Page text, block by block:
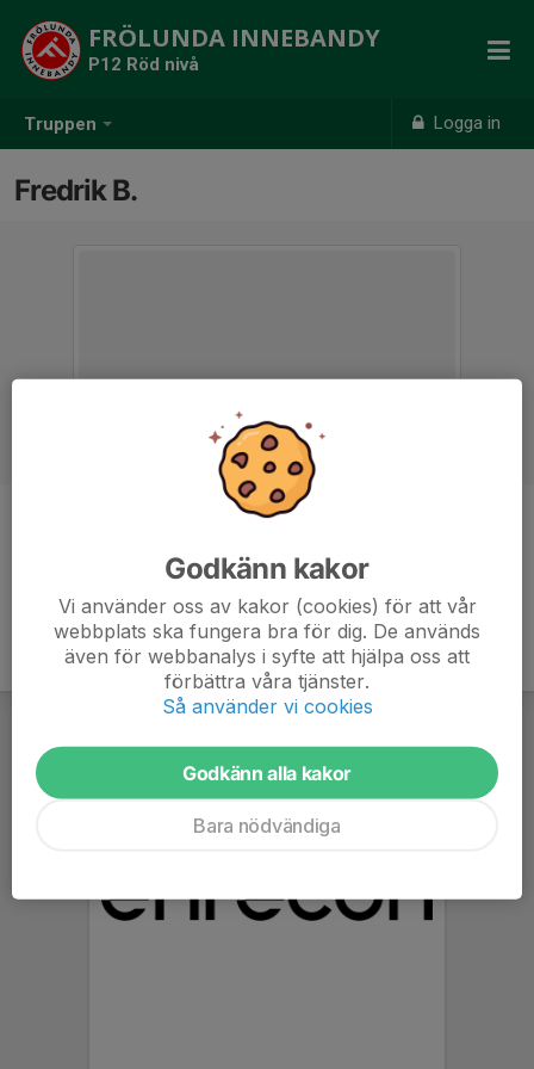
Truppen Logga in
FRÖLUNDA INNEBANDY
P12 Röd nivå
Fredrik B.
Godkänn kakor
Vi använder oss av kakor (cookies) för att vår
webbplats ska fungera bra för dig. De används
även för webbanalys i syfte att hjälpa oss att
förbättra våra tjänster.
Så använder vi cookies
Godkänn alla kakor
Bara nödvändiga